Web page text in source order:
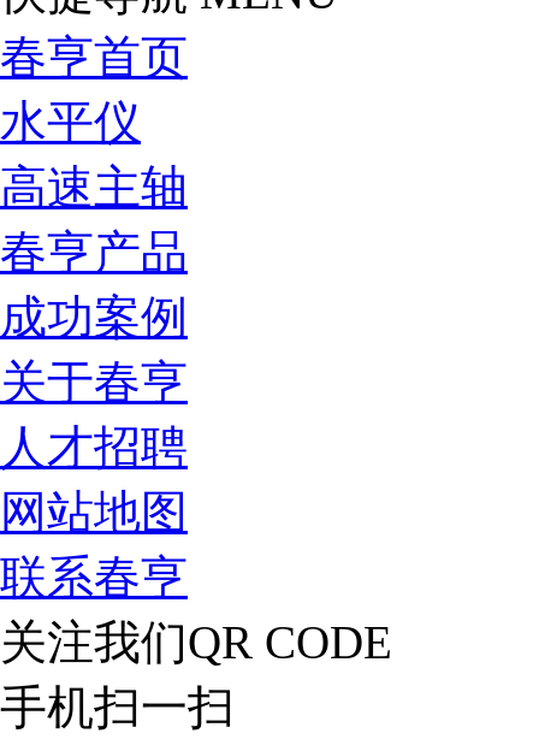
春亨首页
水平仪
高速主轴
春亨产品
成功案例
关于春亨
人才招聘
网站地图
联系春亨
关注我们QR CODE
手机扫一扫